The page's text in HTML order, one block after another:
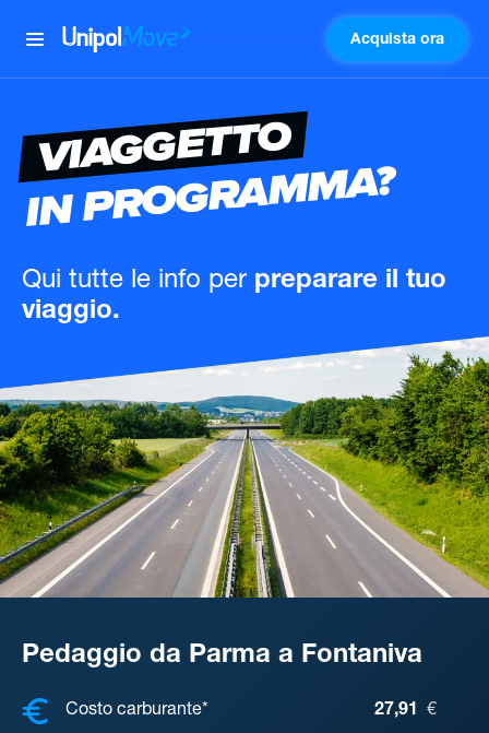
UnipolMove Acquista ora
VIAGGETTO
IN PROGRAMMA?
Qui tutte le info per preparare il tuo
viaggio.
Pedaggio da Parma a Fontaniva
COSTI, DISTANZA, TEMPO DI
Costo carburante* 27,91 €